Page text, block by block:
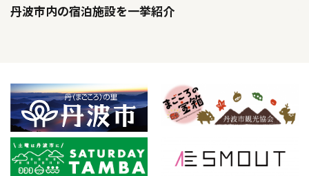
丹波市内の宿泊施設を一挙紹介